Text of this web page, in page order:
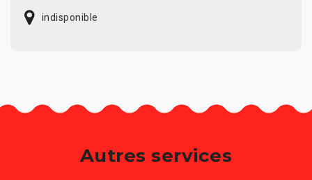
indisponible
Autres services